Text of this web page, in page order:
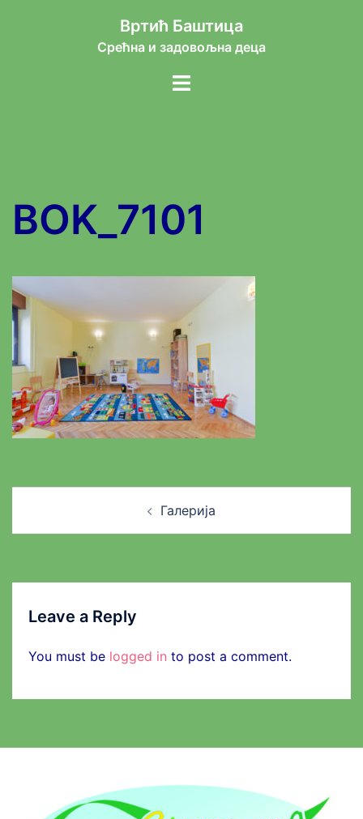
Вртић Баштица
Срећна и задовољна деца
Toggle
BOK_7101
Галерија
Leave a Reply
You must be logged in to post a comment.